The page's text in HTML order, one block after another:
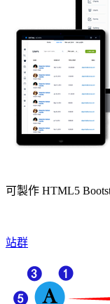
可製作 HTML5
站群